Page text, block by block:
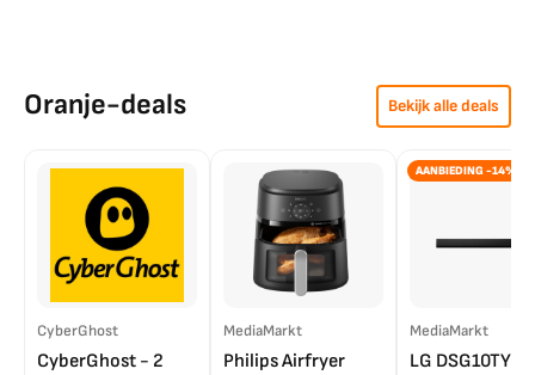
Oranje-deals Bekijk alle deals
CyberGhost
CyberGhost - 2
MediaMarkt
Philips Airfryer
AANBIEDING -14%
MediaMarkt
LG DSG10TY